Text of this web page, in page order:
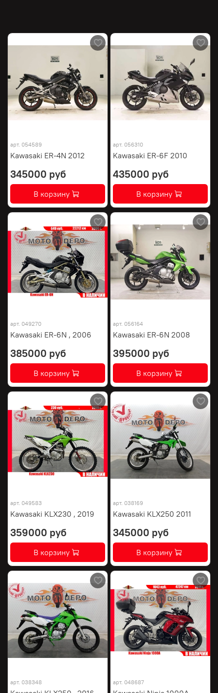
арт. 054589
Kawasaki ER-4N 2012
345000 руб
В корзину
арт. 056310
Kawasaki ER-6F 2010
435000 руб
В корзину
арт. 049270
Kawasaki ER-6N , 2006
385000 руб
В корзину
арт. 056164
Kawasaki ER-6N 2008
395000 руб
В корзину
арт. 049583
Kawasaki KLX230 , 2019
359000 руб
В корзину
арт. 038169
Kawasaki KLX250 2011
345000 руб
В корзину
арт. 038348 арт. 048687